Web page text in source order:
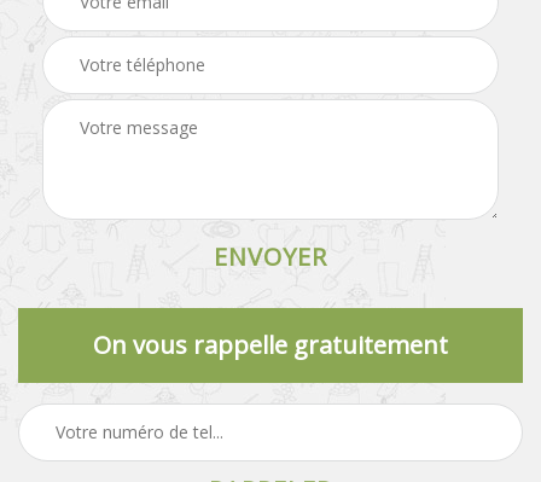
On vous rappelle gratuitement